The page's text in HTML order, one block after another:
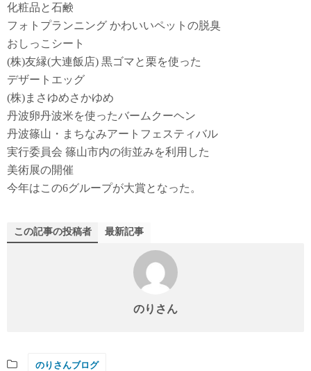
化粧品と石鹸
フォトプランニング かわいいペットの脱臭
おしっこシート
(株)友縁(大連飯店) 黒ゴマと栗を使った
デザートエッグ
(株)まさゆめさかゆめ
丹波卵丹波米を使ったバームクーヘン
丹波篠山・まちなみアートフェスティバル
実行委員会 篠山市内の街並みを利用した
美術展の開催
今年はこの6グループが大賞となった。
この記事の投稿者 最新記事
のりさん
のりさんブログ